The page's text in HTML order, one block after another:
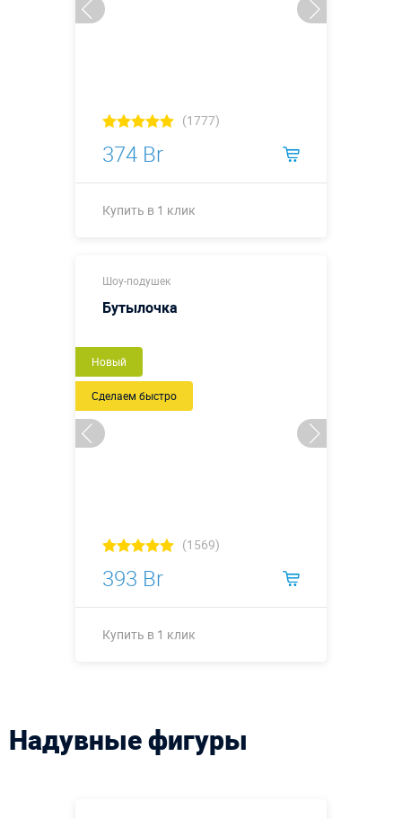
(1777)
374 Br
Купить в 1 клик
Шоу-подушек
Бутылочка
Новый
Сделаем быстро
(1569)
393 Br
Купить в 1 клик
Надувные фигуры